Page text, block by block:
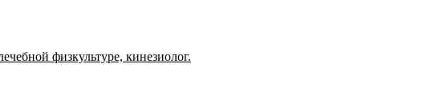
физкультуре, кинезиолог.